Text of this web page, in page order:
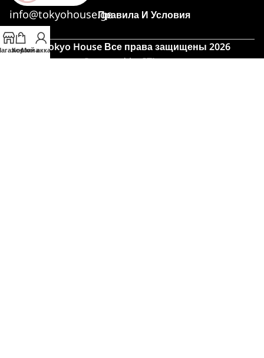
info@tokyohouse.geПравила И Условия
© Tokyo House Все права защищены 2026
Powered byITLover
Корзина
Мой аккаунт